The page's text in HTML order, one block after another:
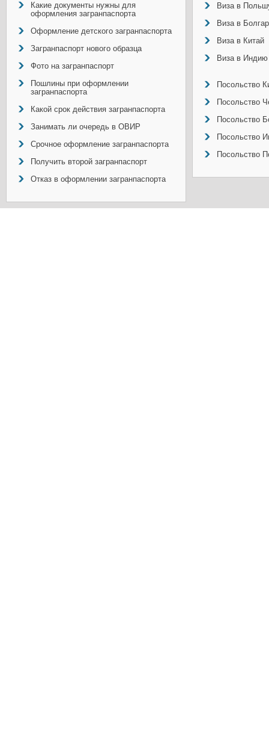
Какие документы нужны для
оформления загранпаспорта
Оформление детского загранпаспорта
Загранпаспорт нового образца
Фото на загранпаспорт
Пошлины при оформлении
загранпаспорта
Какой срок действия загранпаспорта
Занимать ли очередь в ОВИР
Срочное оформление загранпаспорта
Получить второй загранпаспорт
Отказ в оформлении загранпаспорта
Виза в
Виза в
Виза в Китай
Виза в Индию
Посольство
Посольство
Посольство
Посольство
Посольство